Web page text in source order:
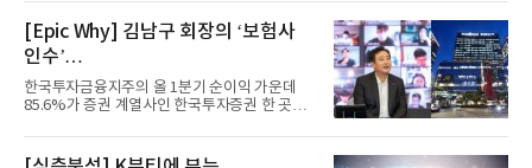
[Epic Why] 김남구 회장의 ‘보험사
인수’
발걸음이 신중해진 배경은?
한국투자금융지주의 올 1분기 순이익 가운데
85.6%가 증권 계열사인 한국투자증권 한 곳에